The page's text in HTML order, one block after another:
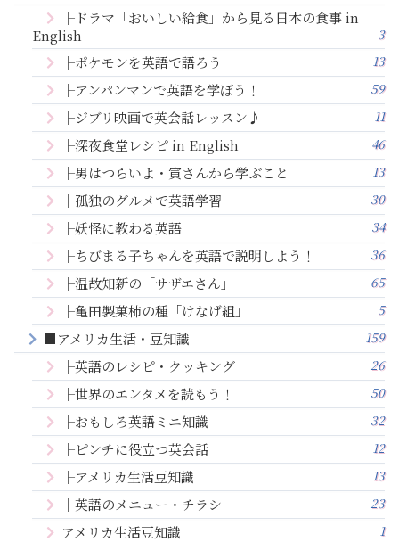
├ドラマ「おいしい給食」から見る日本の食事 in
English
3
├ポケモンを英語で語ろう 13
├アンパンマンで英語を学ぼう！ 59
├ジブリ映画で英会話レッスン♪ 11
├深夜食堂レシピ in English 46
├男はつらいよ・寅さんから学ぶこと 13
├孤独のグルメで英語学習 30
├妖怪に教わる英語 34
├ちびまる子ちゃんを英語で説明しよう！ 36
├温故知新の「サザエさん」 65
├亀田製菓柿の種「けなげ組」 5
■アメリカ生活・豆知識 159
├英語のレシピ・クッキング 26
├世界のエンタメを読もう！ 50
├おもしろ英語ミニ知識 32
├ピンチに役立つ英会話 12
├アメリカ生活豆知識 13
├英語のメニュー・チラシ 23
アメリカ生活豆知識 1